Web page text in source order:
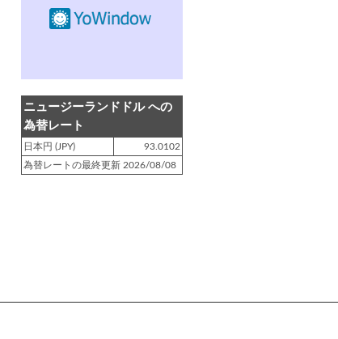
NZクッキングに「
たい！マヌカバターさつま芋
NZクッキングに「ニュージーラン
ド産キウイの酢の物」をアップし
ました!!
登録日 : 2019.2.4
アップしました!!
ニュージーランドドル への
為替レート
日本円 (JPY)
93.0102
為替レートの最終更新 2026/08/08